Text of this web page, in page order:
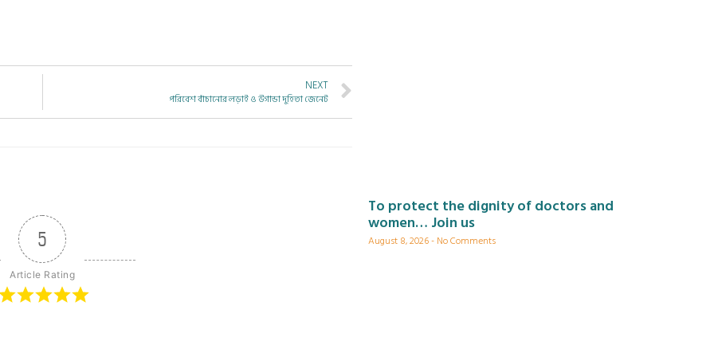
NEXT
পরিবেশ বাঁচানোর লড়াই ও উগান্ডা দুহিতা জেনেট
5
Article Rating
To protect the dignity of doctors and
women… Join us
August 8, 2026 No Comments